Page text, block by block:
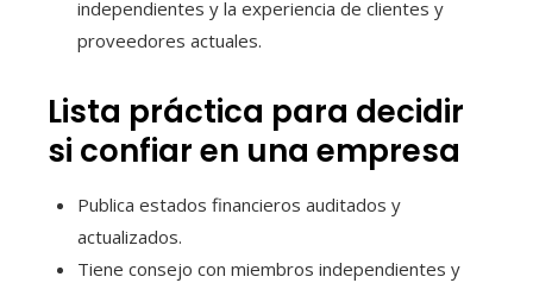
independientes y la experiencia de clientes y
proveedores actuales.
Lista práctica para decidir
si confiar en una empresa
Publica estados financieros auditados y
actualizados.
Tiene consejo con miembros independientes y